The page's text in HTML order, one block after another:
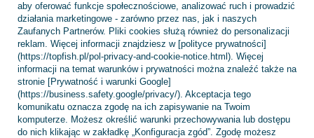
INFORMACJE
POMOC
aby oferować funkcje społecznościowe, analizować ruch i prowadzić
działania marketingowe - zarówno przez nas, jak i naszych
Zaufanych Partnerów. Pliki cookies służą również do personalizacji
reklam. Więcej informacji znajdziesz w [polityce prywatności]
(https://topfish.pl/pol-privacy-and-cookie-notice.html). Więcej
informacji na temat warunków i prywatności można znaleźć także na
stronie [Prywatność i warunki Google]
(https://business.safety.google/privacy/). Akceptacja tego
komunikatu oznacza zgodę na ich zapisywanie na Twoim
komputerze. Możesz określić warunki przechowywania lub dostępu
do nich klikając w zakładkę „Konfiguracja zgód”. Zgodę możesz